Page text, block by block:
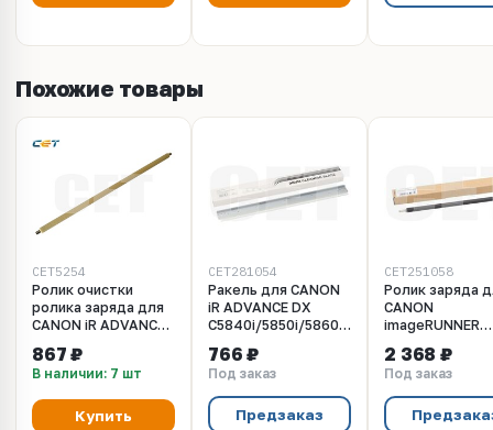
Похожие товары
CET5254
Ролик очистки
ролика заряда для
CANON iR ADVANCE
(CET), CET5254
867 ₽
В наличии: 7 шт
Купить
CET281054
Ракель для CANON
iR ADVANCE DX
C5840i/5850i/5860i/5870i
766 ₽
Под заказ
Предзаказ
CET251058
Ролик заряда
CANON
imageRUNNER
C5850i/
(CET),
2 368 ₽
Под заказ